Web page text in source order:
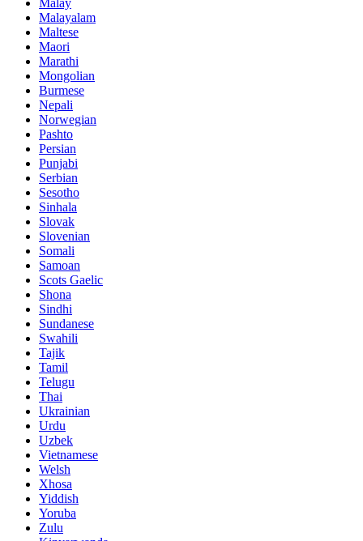
Malay
Malayalam
Maltese
Maori
Marathi
Mongolian
Burmese
Nepali
Norwegian
Pashto
Persian
Punjabi
Serbian
Sesotho
Sinhala
Slovak
Slovenian
Somali
Samoan
Scots Gaelic
Shona
Sindhi
Sundanese
Swahili
Tajik
Tamil
Telugu
Thai
Ukrainian
Urdu
Uzbek
Vietnamese
Welsh
Xhosa
Yiddish
Yoruba
Zulu